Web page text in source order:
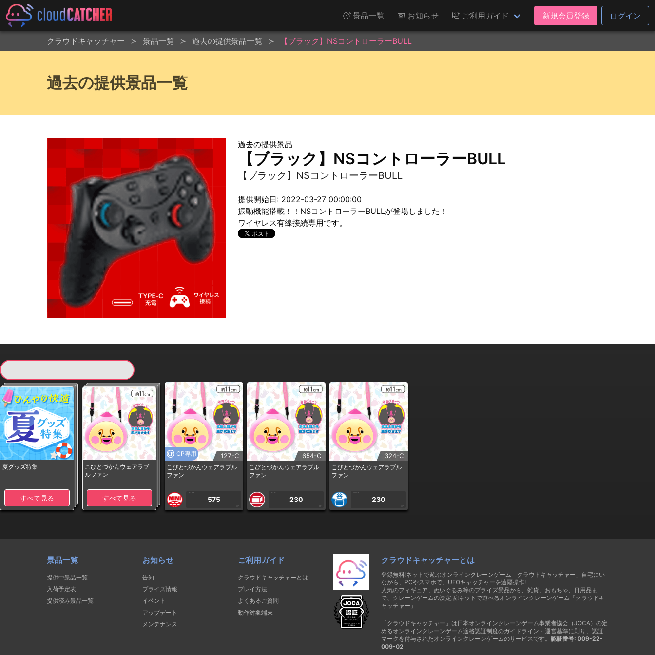
景品一覧 お知らせ ご利用ガイド 新規会員登録 ログイン
クラウドキャッチャー 景品一覧 過去の提供景品一覧 【ブラック】NSコントローラーBULL
過去の提供景品一覧
過去の提供景品
【ブラック】NSコントローラーBULL
【ブラック】NSコントローラーBULL
提供開始日: 2022-03-27 00:00:00
振動機能搭載！！NSコントローラーBULLが登場しました！
ワイヤレス有線接続専用です。
夏グッズ特集
すべて見る
こびとづかんウェアラブ
ルファン
すべて見る
CP専用 127-C
こびとづかんウェアラブル
ファン
1PLAY
575
CP
654-C
こびとづかんウェアラブル
ファン
1PLAY
230
CP
324-C
こびとづかんウェアラブル
ファン
1PLAY
230
CP
景品一覧
提供中景品一覧
入荷予定表
提供済み景品一覧
お知らせ
告知
プライズ情報
イベント
アップデート
メンテナンス
ご利用ガイド
クラウドキャッチャーとは
プレイ方法
よくあるご質問
動作対象端末
クラウドキャッチャーとは
登録無料!ネットで遊ぶオンラインクレーンゲーム「クラウドキャッチャー」自宅にい
ながら、PCやスマホで、UFOキャッチャーを遠隔操作!
人気のフィギュア、ぬいぐるみ等のプライズ景品から、雑貨、おもちゃ、日用品ま
で、クレーンゲームの決定版!ネットで遊べるオンラインクレーンゲーム「クラウドキ
ャッチャー」
「クラウドキャッチャー」は日本オンラインクレーンゲーム事業者協会（JOCA）の定
めるオンラインクレーンゲーム適格認証制度のガイドライン・運営基準に則り、認証
マークを付与されたオンラインクレーンゲームのサービスです。 認証番号: 009-22-
009-02